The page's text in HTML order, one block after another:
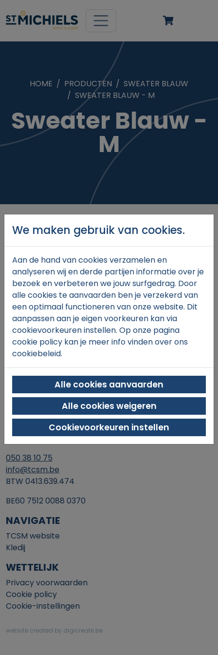
HOME PRODUCTEN
SWEATER BLAUW
SWEATER BLAUW - M
Sweater Blauw -
M
€43,00
In winkelmand
SINT-MICHIELS TENNIS & PADEL
Xaverianenstraat 11
8200 Brugge
050 38 10 75
info@tcsm.be
BTW 0413.639.474
BE60 7512 0088 0370
NAVIGATIE
TCSM website
Kledij
WETTELIJK
Privacy voorwaarden
Cookie policy
Cookie-instellingen
website created by digicreate.be
We maken gebruik van cookies.
Aan de hand van cookies verzamelen en
analyseren wij en derde partijen informatie over je
bezoek en verbeteren we jouw surfgedrag. Door
alle cookies te aanvaarden ben je verzekerd van
een optimaal functioneren van onze website. Dit
aanpassen aan je eigen voorkeuren kan via
cookievoorkeuren instellen. Op onze pagina
cookie policy kan je meer info vinden over ons
cookiebeleid.
Alle cookies aanvaarden
Alle cookies weigeren
Cookievoorkeuren instellen